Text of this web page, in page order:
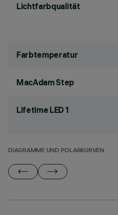
Lichtfarbqualität
Farbtemperatur
MacAdam Step
Lifetime LED 1
DIAGRAMME UND POLARKURVEN